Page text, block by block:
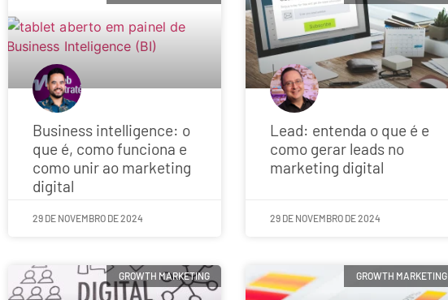
Business intelligence: o
que é, como funciona e
como unir ao marketing
digital
29 DE NOVEMBRO DE 2024
Lead: entenda o que é e
como gerar leads no
marketing digital
29 DE NOVEMBRO DE 2024
GROWTH MARKETING GROWTH MARKETING